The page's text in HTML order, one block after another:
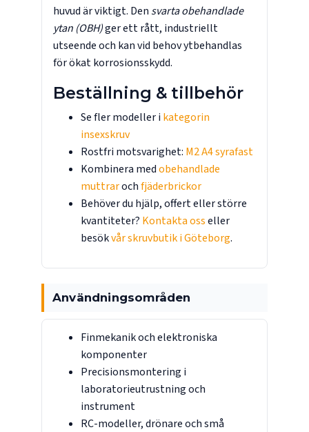
huvud är viktigt. Den svarta obehandlade
ytan (OBH)ger ett rått, industriellt
utseende och kan vid behov ytbehandlas
för ökat korrosionsskydd.
Beställning & tillbehör
Se fler modeller i kategorin
insexskruv
Rostfri motsvarighet: M2 A4 syrafast
Kombinera medobehandlade
muttrarochfjäderbrickor
Behöver du hjälp, offert eller större
kvantiteter? Kontakta osseller
besökvår skruvbutik i Göteborg.
Användningsområden
Finmekanik och elektroniska
komponenter
Precisionsmontering i
laboratorieutrustning och
instrument
RC-modeller, drönare och små